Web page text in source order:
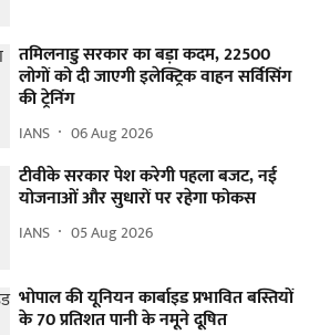
तमिलनाडु सरकार का बड़ा कदम, 22500
लोगों को दी जाएगी इलेक्ट्रिक वाहन सर्विसिंग
की ट्रेनिंग
IANS 06 Aug 2026
टीवीके सरकार पेश करेगी पहला बजट, नई
योजनाओं और सुधारों पर रहेगा फोकस
IANS 05 Aug 2026
भोपाल की यूनियन कार्बाइड प्रभावित बस्तियों
के 70 प्रतिशत पानी के नमूने दूषित